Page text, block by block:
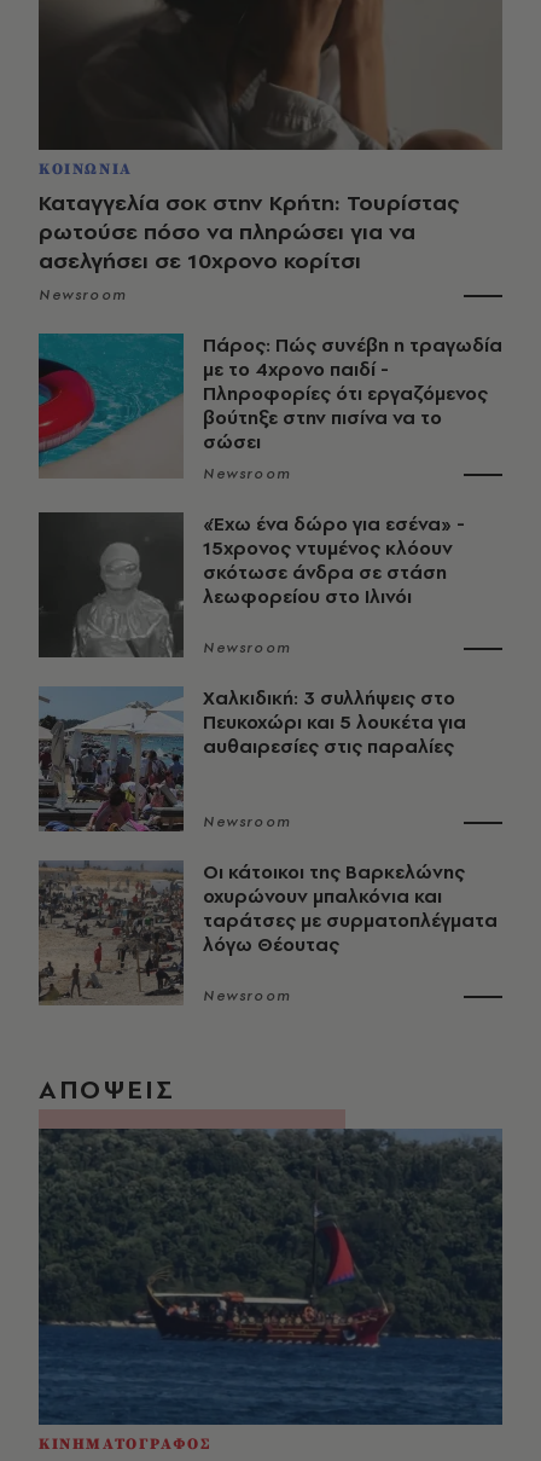
ΚΟΙΝΩΝΙΑ
Καταγγελία σοκ στην Κρήτη: Τουρίστας
ρωτούσε πόσο να πληρώσει για να
ασελγήσει σε 10χρονο κορίτσι
Newsroom
Πάρος: Πώς συνέβη η τραγωδία
με το 4χρονο παιδί -
Πληροφορίες ότι εργαζόμενος
βούτηξε στην πισίνα να το
σώσει
Newsroom
«Έχω ένα δώρο για εσένα» -
15χρονος ντυμένος κλόουν
σκότωσε άνδρα σε στάση
λεωφορείου στο Ιλινόι
Newsroom
Χαλκιδική: 3 συλλήψεις στο
Πευκοχώρι και 5 λουκέτα για
αυθαιρεσίες στις παραλίες
Newsroom
Οι κάτοικοι της Βαρκελώνης
οχυρώνουν μπαλκόνια και
ταράτσες με συρματοπλέγματα
λόγω Θέουτας
Newsroom
ΑΠΟΨΕΙΣ
ΚΙΝΗΜΑΤΟΓΡΑΦΟΣ